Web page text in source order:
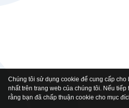
Chúng tôi sử dụng cookie để cung cấp cho
nhất trên trang web của chúng tôi. Nếu tiếp
rằng bạn đã chấp thuận cookie cho mục